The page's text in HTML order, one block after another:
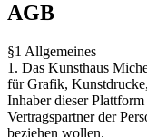
AGB
§1 Allgemeines
1. Das Kunsthaus
für Grafik,
Inhaber dieser
Vertragspartner der
beziehen wollen.